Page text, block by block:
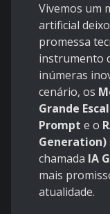
Vivemos um
artificial
promessa
instrumento
inúmeras
cenário, os
Grande
Prompt e o
Generation)
chamada IA
mais
atualidade.